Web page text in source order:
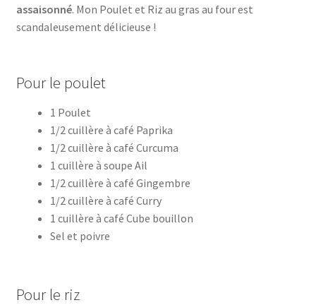
assaisonné. Mon Poulet et Riz au gras au four est
scandaleusement délicieuse !
Pour le poulet
1 Poulet
1/2 cuillère à café Paprika
1/2 cuillère à café Curcuma
1 cuillère à soupe Ail
1/2 cuillère à café Gingembre
1/2 cuillère à café Curry
1 cuillère à café Cube bouillon
Sel et poivre
Pour le riz